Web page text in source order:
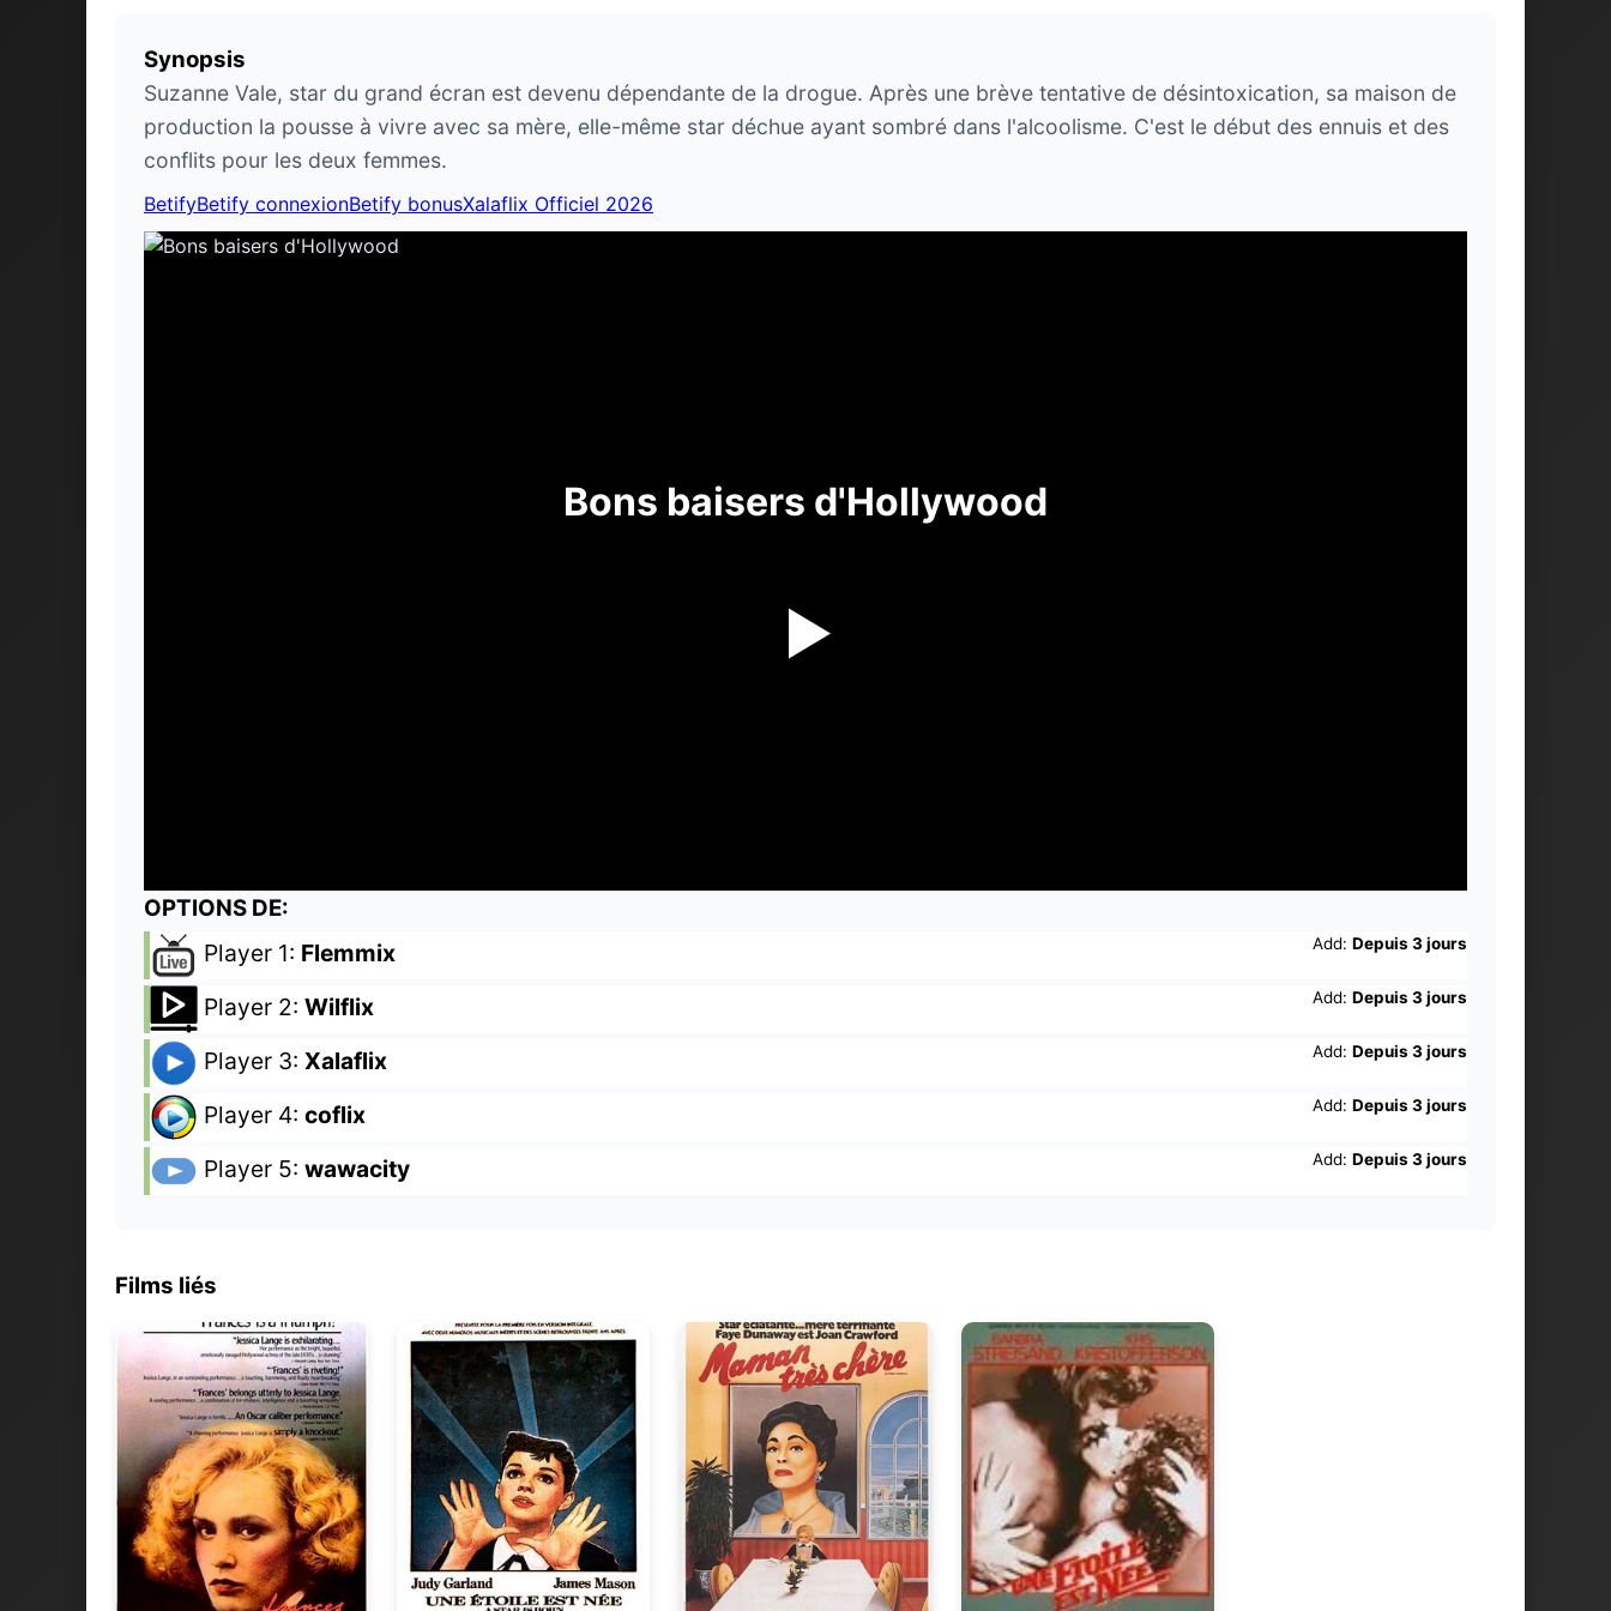
Synopsis
Suzanne Vale, star du grand écran est devenu dépendante de la drogue. Après une brève tentative de désintoxication, sa maison de
production la pousse à vivre avec sa mère, elle-même star déchue ayant sombré dans l'alcoolisme. C'est le début des ennuis et des
conflits pour les deux femmes.
BetifyBetify connexionBetify bonusXalaflix Officiel 2026
Bons baisers d'Hollywood
OPTIONS DE:
Player 1: Flemmix Add: Depuis 3 jours
Player 2: Wilflix Add: Depuis 3 jours
Player 3: Xalaflix Add: Depuis 3 jours
Player 4: coflix Add: Depuis 3 jours
Player 5: wawacity Add: Depuis 3 jours
Films liés